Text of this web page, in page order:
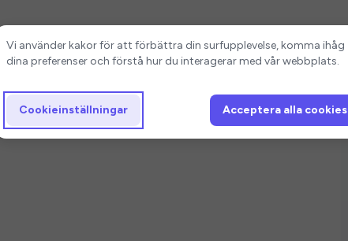
Cookieinställningar
Vi använder kakor för att förbättra din surfupplevelse, komma ihåg
dina preferenser och förstå hur du interagerar med vår webbplats.
Cookieinställningar Acceptera alla cookies